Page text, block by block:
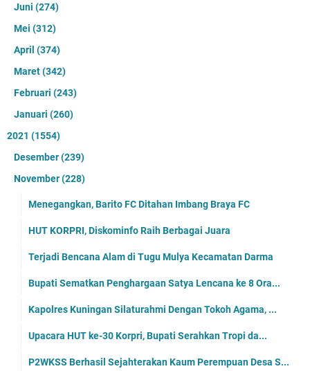
Juni (274)
Mei (312)
April (374)
Maret(342)
Februari (243)
Januari (260)
2021 (1554)
Desember(239)
November(228)
Menegangkan, Barito FC Ditahan Imbang Braya FC
HUT KORPRI, Diskominfo Raih Berbagai Juara
Terjadi Bencana Alam di Tugu Mulya Kecamatan Darma
Bupati Sematkan Penghargaan Satya Lencana ke 8 Ora...
Kapolres Kuningan Silaturahmi Dengan Tokoh Agama, ...
Upacara HUT ke-30 Korpri, Bupati Serahkan Tropi da...
P2WKSS Berhasil Sejahterakan Kaum Perempuan Desa S...